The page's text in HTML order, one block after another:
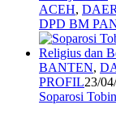
ACEH,
DPD BM
BANTEN,
PROFIL23/
Soparosi